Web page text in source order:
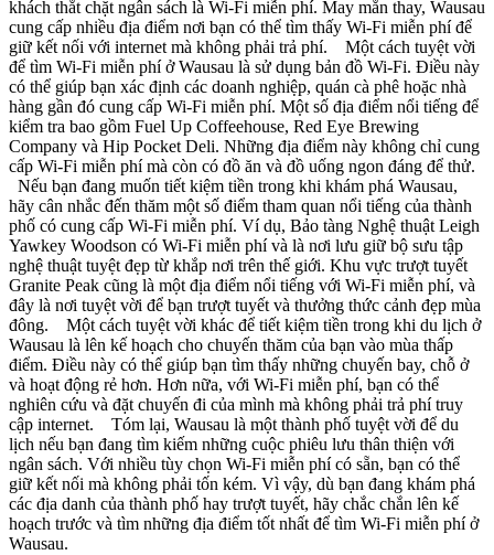
khách thắt chặt ngân sách là Wi-Fi miễn phí. May mắn thay, Wausau
cung cấp nhiều địa điểm nơi bạn có thể tìm thấy Wi-Fi miễn phí để
giữ kết nối với internet mà không phải trả phí. Một cách tuyệt vời
để tìm Wi-Fi miễn phí ở Wausau là sử dụng bản đồ Wi-Fi. Điều này
có thể giúp bạn xác định các doanh nghiệp, quán cà phê hoặc nhà
hàng gần đó cung cấp Wi-Fi miễn phí. Một số địa điểm nổi tiếng để
kiểm tra bao gồm Fuel Up Coffeehouse, Red Eye Brewing
Company và Hip Pocket Deli. Những địa điểm này không chỉ cung
cấp Wi-Fi miễn phí mà còn có đồ ăn và đồ uống ngon đáng để thử.
Nếu bạn đang muốn tiết kiệm tiền trong khi khám phá Wausau,
hãy cân nhắc đến thăm một số điểm tham quan nổi tiếng của thành
phố có cung cấp Wi-Fi miễn phí. Ví dụ, Bảo tàng Nghệ thuật Leigh
Yawkey Woodson có Wi-Fi miễn phí và là nơi lưu giữ bộ sưu tập
nghệ thuật tuyệt đẹp từ khắp nơi trên thế giới. Khu vực trượt tuyết
Granite Peak cũng là một địa điểm nổi tiếng với Wi-Fi miễn phí, và
đây là nơi tuyệt vời để bạn trượt tuyết và thưởng thức cảnh đẹp mùa
đông. Một cách tuyệt vời khác để tiết kiệm tiền trong khi du lịch ở
Wausau là lên kế hoạch cho chuyến thăm của bạn vào mùa thấp
điểm. Điều này có thể giúp bạn tìm thấy những chuyến bay, chỗ ở
và hoạt động rẻ hơn. Hơn nữa, với Wi-Fi miễn phí, bạn có thể
nghiên cứu và đặt chuyến đi của mình mà không phải trả phí truy
cập internet. Tóm lại, Wausau là một thành phố tuyệt vời để du
lịch nếu bạn đang tìm kiếm những cuộc phiêu lưu thân thiện với
ngân sách. Với nhiều tùy chọn Wi-Fi miễn phí có sẵn, bạn có thể
giữ kết nối mà không phải tốn kém. Vì vậy, dù bạn đang khám phá
các địa danh của thành phố hay trượt tuyết, hãy chắc chắn lên kế
hoạch trước và tìm những địa điểm tốt nhất để tìm Wi-Fi miễn phí ở
Wausau.